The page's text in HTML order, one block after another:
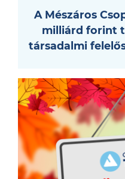
A Mészáros
milliárd forint
társadalmi